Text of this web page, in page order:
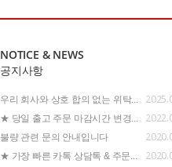
NOTICE & NEWS
공지사항
우리 회사와 상호 합의 없는 위탁...
★ 당일 출고 주문 마감시간 변경...
불량 관련 문의 안내입니다
★ 가장 빠른 카톡 상담톡 & 주문...